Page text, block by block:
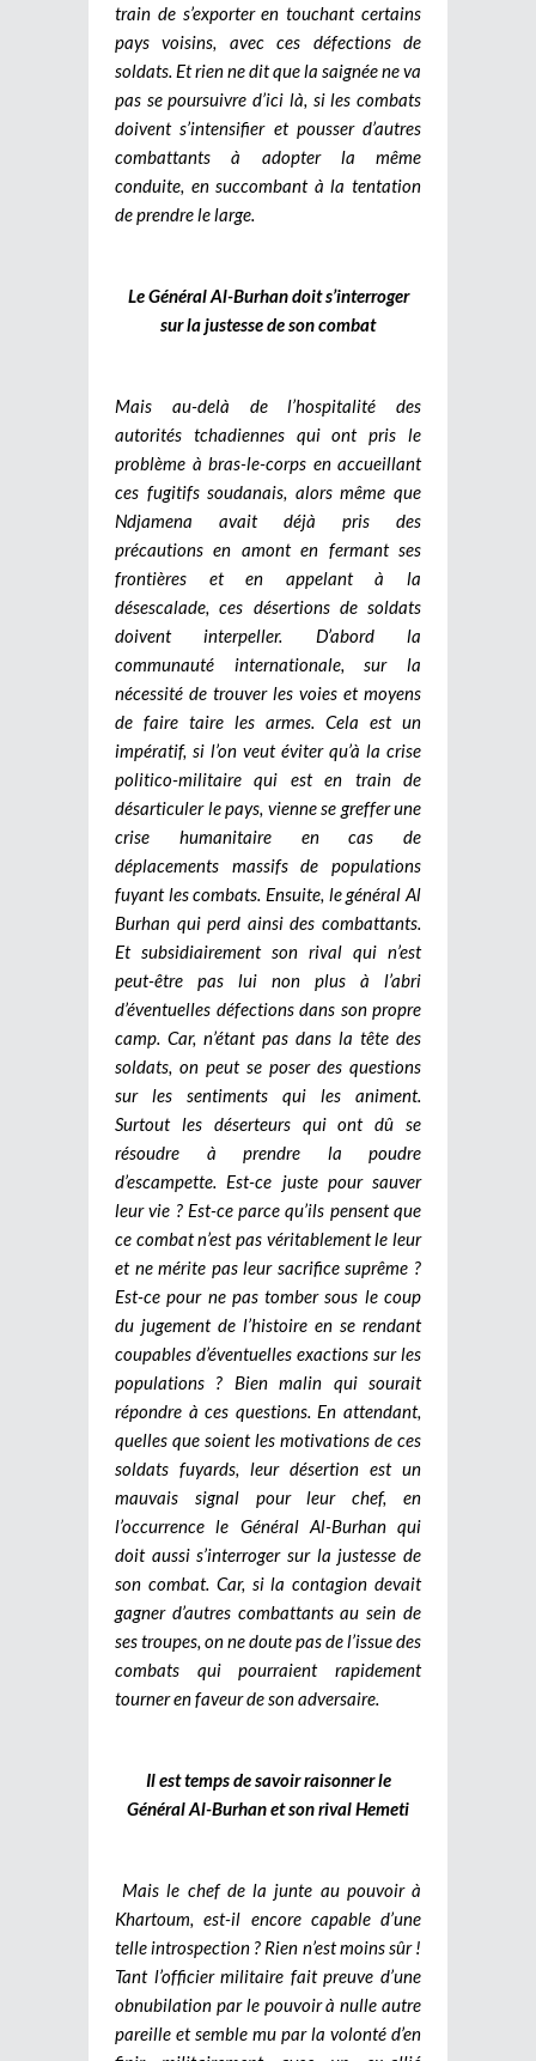
train de s’exporter en touchant certains
pays voisins, avec ces défections de
soldats. Et rien ne dit que la saignée ne va
pas se poursuivre d’ici là, si les combats
doivent s’intensifier et pousser d’autres
combattants à adopter la même
conduite, en succombant à la tentation
de prendre le large.
Le Général Al-Burhan doit s’interroger
sur la justesse de son combat
Mais au-delà de l’hospitalité des
autorités tchadiennes qui ont pris le
problème à bras-le-corps en accueillant
ces fugitifs soudanais, alors même que
Ndjamena avait déjà pris des
précautions en amont en fermant ses
frontières et en appelant à la
désescalade, ces désertions de soldats
doivent interpeller. D’abord la
communauté internationale, sur la
nécessité de trouver les voies et moyens
de faire taire les armes. Cela est un
impératif, si l’on veut éviter qu’à la crise
politico-militaire qui est en train de
désarticuler le pays, vienne se greffer une
crise humanitaire en cas de
déplacements massifs de populations
fuyant les combats. Ensuite, le général Al
Burhan qui perd ainsi des combattants.
Et subsidiairement son rival qui n’est
peut-être pas lui non plus à l’abri
d’éventuelles défections dans son propre
camp. Car, n’étant pas dans la tête des
soldats, on peut se poser des questions
sur les sentiments qui les animent.
Surtout les déserteurs qui ont dû se
résoudre à prendre la poudre
d’escampette. Est-ce juste pour sauver
leur vie ? Est-ce parce qu’ils pensent que
ce combat n’est pas véritablement le leur
et ne mérite pas leur sacrifice suprême ?
Est-ce pour ne pas tomber sous le coup
du jugement de l’histoire en se rendant
coupables d’éventuelles exactions sur les
populations ? Bien malin qui sourait
répondre à ces questions. En attendant,
quelles que soient les motivations de ces
soldats fuyards, leur désertion est un
mauvais signal pour leur chef, en
l’occurrence le Général Al-Burhan qui
doit aussi s’interroger sur la justesse de
son combat. Car, si la contagion devait
gagner d’autres combattants au sein de
ses troupes, on ne doute pas de l’issue des
combats qui pourraient rapidement
tourner en faveur de son adversaire.
Il est temps de savoir raisonner le
Général Al-Burhan et son rival Hemeti
Mais le chef de la junte au pouvoir à
Khartoum, est-il encore capable d’une
telle introspection ? Rien n’est moins sûr !
Tant l’officier militaire fait preuve d’une
obnubilation par le pouvoir à nulle autre
pareille et semble mu par la volonté d’en